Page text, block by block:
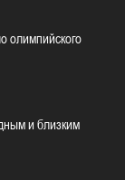
олимпийского
и близким